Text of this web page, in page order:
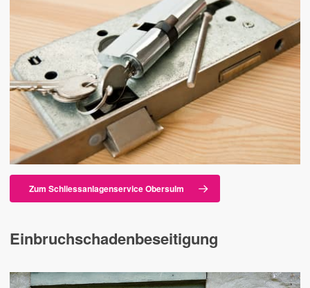
Zum Schliessanlagenservice Obersulm
Einbruchschadenbeseitigung